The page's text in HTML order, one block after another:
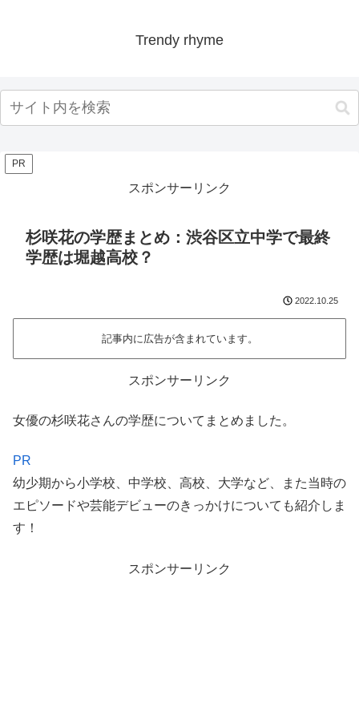
Trendy rhyme
PR
スポンサーリンク
杉咲花の学歴まとめ：渋谷区立中学で最終
学歴は堀越高校？
2022.10.25
記事内に広告が含まれています。
スポンサーリンク
女優の杉咲花さんの学歴についてまとめました。
PR
幼少期から小学校、中学校、高校、大学など、また当時の
エピソードや芸能デビューのきっかけについても紹介しま
す！
スポンサーリンク